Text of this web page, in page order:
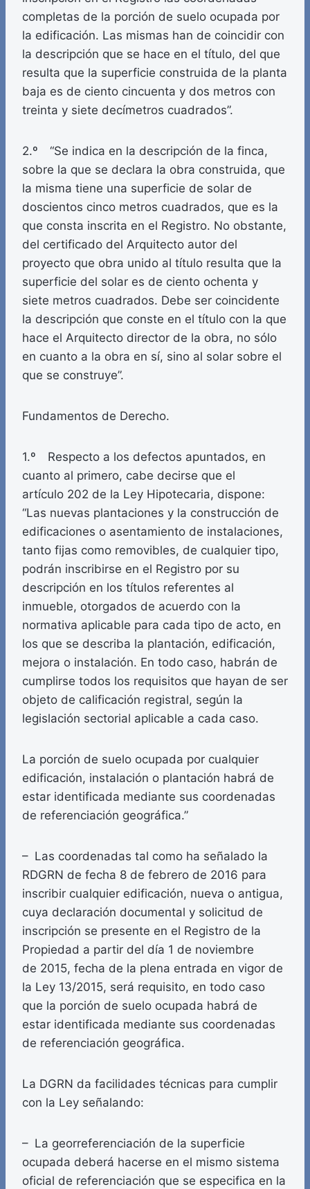
completas de la porción de suelo ocupada por
la edificación. Las mismas han de coincidir con
la descripción que se hace en el título, del que
resulta que la superficie construida de la planta
baja es de ciento cincuenta y dos metros con
treinta y siete decímetros cuadrados”.
2.º “Se indica en la descripción de la finca,
sobre la que se declara la obra construida, que
la misma tiene una superficie de solar de
doscientos cinco metros cuadrados, que es la
que consta inscrita en el Registro. No obstante,
del certificado del Arquitecto autor del
proyecto que obra unido al título resulta que la
superficie del solar es de ciento ochenta y
siete metros cuadrados. Debe ser coincidente
la descripción que conste en el título con la que
hace el Arquitecto director de la obra, no sólo
en cuanto a la obra en sí, sino al solar sobre el
que se construye”.
Fundamentos de Derecho.
1.º Respecto a los defectos apuntados, en
cuanto al primero, cabe decirse que el
artículo 202 de la Ley Hipotecaria, dispone:
“Las nuevas plantaciones y la construcción de
edificaciones o asentamiento de instalaciones,
tanto fijas como removibles, de cualquier tipo,
podrán inscribirse en el Registro por su
descripción en los títulos referentes al
inmueble, otorgados de acuerdo con la
normativa aplicable para cada tipo de acto, en
los que se describa la plantación, edificación,
mejora o instalación. En todo caso, habrán de
cumplirse todos los requisitos que hayan de ser
objeto de calificación registral, según la
legislación sectorial aplicable a cada caso.
La porción de suelo ocupada por cualquier
edificación, instalación o plantación habrá de
estar identificada mediante sus coordenadas
de referenciación geográfica.”
– Las coordenadas tal como ha señalado la
RDGRN de fecha 8 de febrero de 2016 para
inscribir cualquier edificación, nueva o antigua,
cuya declaración documental y solicitud de
inscripción se presente en el Registro de la
Propiedad a partir del día 1 de noviembre
de 2015, fecha de la plena entrada en vigor de
la Ley 13/2015, será requisito, en todo caso
que la porción de suelo ocupada habrá de
estar identificada mediante sus coordenadas
de referenciación geográfica.
La DGRN da facilidades técnicas para cumplir
con la Ley señalando:
– La georreferenciación de la superficie
ocupada deberá hacerse en el mismo sistema
oficial de referenciación que se especifica en la